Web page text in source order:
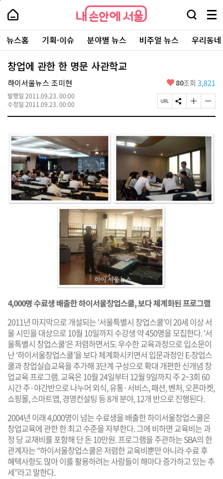
본
로
가
내
손
안
에
서
울
-
서
울
시
대
표
소
포
털
내
손
에
울
검
창
열
기
메
뉴
전
체
보
주
요
서
뉴스홈 기획·이슈 분야별 뉴스 비주얼 뉴스 우리동
창업에 관한 한 명문 사관학교
하이서울뉴스 조미현
발행일 2011.09.23. 00:00
수정일 2011.09.23. 00:00
좋
요
80조회 3,821
페
이
R
L
복
사
S
N
유
기
글
자
크
게
변
하
기
글
자
작
4,000명 수료생 배출한 하이서울창업스쿨, 보다 체계화된 프로그램
2011년 마지막으로 개설되는 '서울특별시 창업스쿨'이 20세 이상 서
울 시민을 대상으로 10월 10일까지 수강생 약 450명을 모집한다. '서
울특별시 창업스쿨'은 저렴하면서도 우수한 교육과정으로 입소문이
난 ‘하이서울창업스쿨’을 보다 체계화시키면서 입문과정인 E-창업스
쿨과 창업실습교육을 추가해 3단계 구성으로 확대 개편한 신개념 창
업교육 프로그램. 교육은 10월 24일부터 12월 9일까지 주 2~3회 60
시간 주·야간반으로 나누어 외식, 유통·서비스, 패션, 벤처, 오픈마켓,
쇼핑몰, 스마트앱, 경영컨설팅 등 8개 분야, 12개 반으로 진행된다.
2004년 이래 4,000명이 넘는 수료생을 배출한 하이서울창업스쿨은
창업교육에 관한 한 최고 수준을 자부한다. 그에 비하면 교육비는 과
정 당 교재비를 포함해 단 돈 10만원. 프로그램을 주관하는 SBA의 한
관계자는 “하이서울창업스쿨은 저렴한 교육비뿐만 아니라 수료 후
혜택사항도 많아 이를 활용하려는 사람들이 해마다 증가하고 있는 추
세”라고 말한다.
페
상
단
로